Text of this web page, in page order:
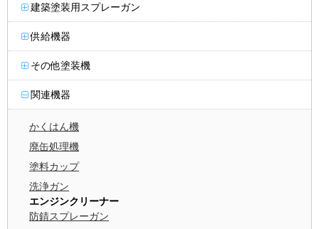
建築塗装用スプレーガン
供給機器
その他塗装機
関連機器
かくはん機
廃缶処理機
塗料カップ
洗浄ガン
エンジンクリーナー
防錆スプレーガン